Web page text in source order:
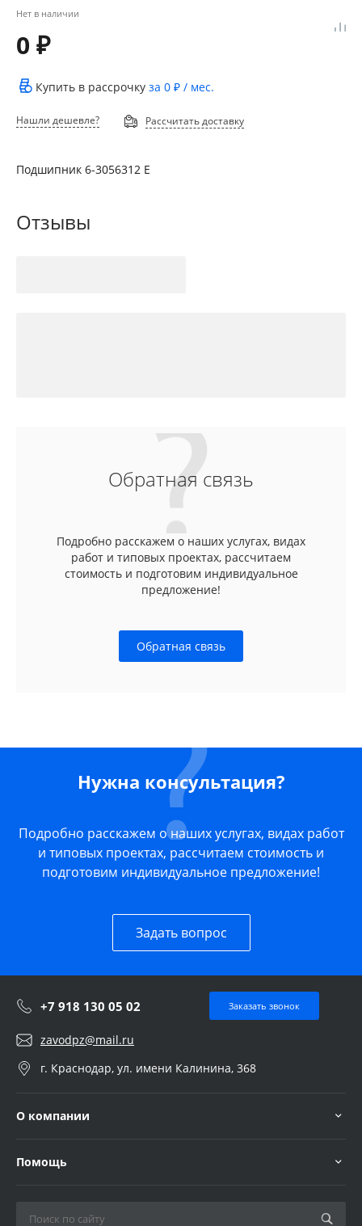
Нет в наличии
0 ₽
Купить в рассрочку за 0 ₽ / мес.
Нашли дешевле? Рассчитать доставку
Подшипник 6-3056312 Е
Отзывы
Обратная связь
Подробно расскажем о наших услугах, видах
работ и типовых проектах, рассчитаем
стоимость и подготовим индивидуальное
предложение!
Обратная связь
Нужна консультация?
Подробно расскажем о наших услугах, видах работ
и типовых проектах, рассчитаем стоимость и
подготовим индивидуальное предложение!
Задать вопрос
+7 918 130 05 02 Заказать звонок
zavodpz@mail.ru
г. Краснодар, ул. имени Калинина, 368
О компании
Помощь